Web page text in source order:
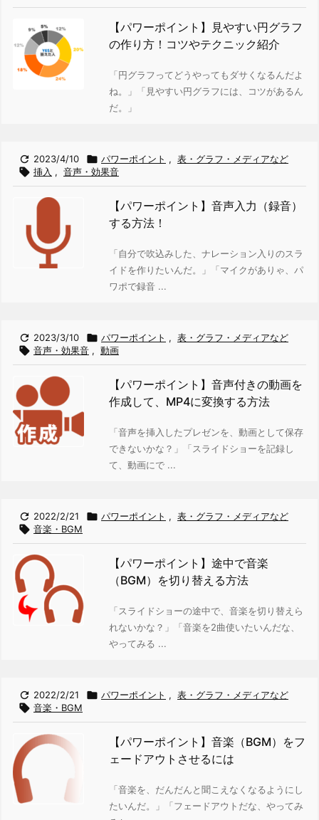
【パワーポイント】見やすい円グラフ
の作り方！コツやテクニック紹介
「円グラフってどうやってもダサくなるんだよ
ね。」
「見やすい円グラフには、コツがあるん
だ。」
 2023/4/10  パワーポイント , 表・グラフ・メディアなど
 挿入 , 音声・効果音
【パワーポイント】音声入力（録音）
する方法！
「自分で吹込みした、ナレーション入りのスラ
イドを作りたいんだ。」
「マイクがありゃ、パ
ワポで録音 ...
 2023/3/10  パワーポイント , 表・グラフ・メディアなど
 音声・効果音 , 動画
【パワーポイント】音声付きの動画を
作成して、MP4に変換する方法
「音声を挿入したプレゼンを、動画として保存
できないかな？」
「スライドショーを記録し
て、動画にで ...
 2022/2/21  パワーポイント , 表・グラフ・メディアなど
 音楽・BGM
【パワーポイント】途中で音楽
（BGM）を切り替える方法
「スライドショーの途中で、音楽を切り替えら
れないかな？」
「音楽を2曲使いたいんだな、
やってみる ...
 2022/2/21  パワーポイント , 表・グラフ・メディアなど
 音楽・BGM
【パワーポイント】音楽（BGM）をフ
ェードアウトさせるには
「音楽を、だんだんと聞こえなくなるようにし
たいんだ。」
「フェードアウトだな、やってみ